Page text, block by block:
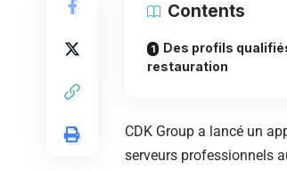
Contents
Des profils
restauration
CDK Group a lancé un
serveurs professionnels